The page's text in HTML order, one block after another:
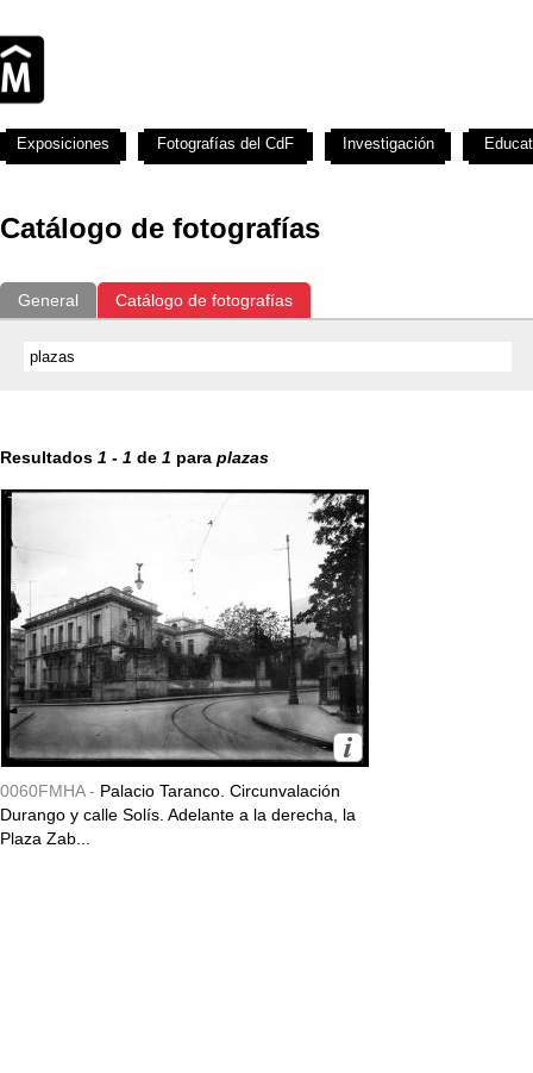
Catálogo de fotografías
General Catálogo de fotografías
Resultados 1 - 1 de 1 para plazas
0060FMHA - Palacio Taranco. Circunvalación
Durango y calle Solís. Adelante a la derecha, la
Plaza Zab...
Exposiciones Fotografías del CdF Investigación